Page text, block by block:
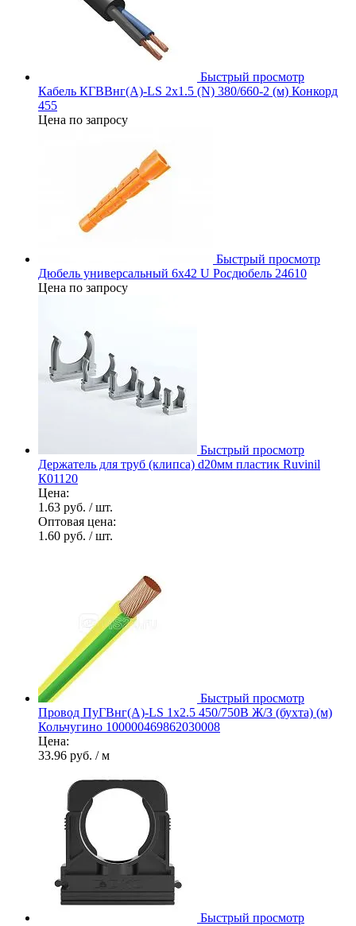
Быстрый просмотр
Кабель КГВВнг(А)-LS 2х1.5 (N) 380/660-2 (м) Конкорд
455
Цена по запросу
Быстрый просмотр
Дюбель универсальный 6х42 U Росдюбель 24610
Цена по запросу
Быстрый просмотр
Держатель для труб (клипса) d20мм пластик Ruvinil
К01120
Цена:
1.63 руб. / шт.
Оптовая цена:
1.60 руб. / шт.
Быстрый просмотр
Провод ПуГВнг(А)-LS 1х2.5 450/750В Ж/З (бухта) (м)
Кольчугино 100000469862030008
Цена:
33.96 руб. / м
Быстрый просмотр